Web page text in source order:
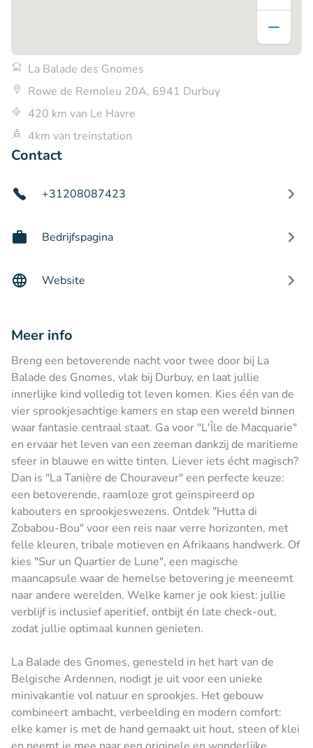
La Balade des Gnomes
Rowe de Remoleu 20A, 6941 Durbuy
420 km van Le Havre
4km van treinstation
Contact
+31208087423
Bedrijfspagina
Website
Meer info
Breng een betoverende nacht voor twee door bij La
Balade des Gnomes, vlak bij Durbuy, en laat jullie
innerlijke kind volledig tot leven komen. Kies één van de
vier sprookjesachtige kamers en stap een wereld binnen
waar fantasie centraal staat. Ga voor "L'Île de Macquarie"
en ervaar het leven van een zeeman dankzij de maritieme
sfeer in blauwe en witte tinten. Liever iets écht magisch?
Dan is "La Tanière de Chouraveur" een perfecte keuze:
een betoverende, raamloze grot geïnspireerd op
kabouters en sprookjeswezens. Ontdek "Hutta di
Zobabou-Bou" voor een reis naar verre horizonten, met
felle kleuren, tribale motieven en Afrikaans handwerk. Of
kies "Sur un Quartier de Lune", een magische
maancapsule waar de hemelse betovering je meeneemt
naar andere werelden. Welke kamer je ook kiest: jullie
verblijf is inclusief aperitief, ontbijt én late check-out,
zodat jullie optimaal kunnen genieten.
La Balade des Gnomes, genesteld in het hart van de
Belgische Ardennen, nodigt je uit voor een unieke
minivakantie vol natuur en sprookjes. Het gebouw
combineert ambacht, verbeelding en modern comfort:
elke kamer is met de hand gemaakt uit hout, steen of klei